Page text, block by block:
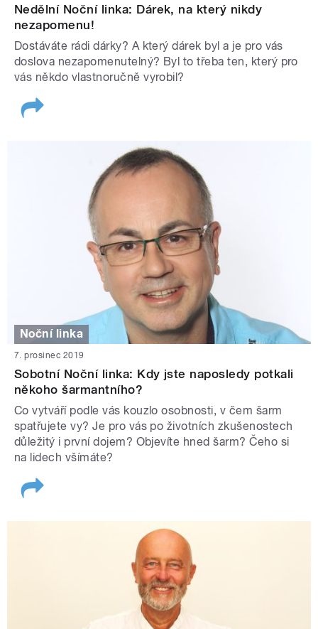
Nedělní Noční linka: Dárek, na který nikdy
nezapomenu!
Dostáváte rádi dárky? A který dárek byl a je pro vás
doslova nezapomenutelný? Byl to třeba ten, který pro
vás někdo vlastnoručně vyrobil?
Noční linka
7. prosinec 2019
Sobotní Noční linka: Kdy jste naposledy potkali
někoho šarmantního?
Co vytváří podle vás kouzlo osobnosti, v čem šarm
spatřujete vy? Je pro vás po životních zkušenostech
důležitý i první dojem? Objevíte hned šarm? Čeho si
na lidech všímáte?